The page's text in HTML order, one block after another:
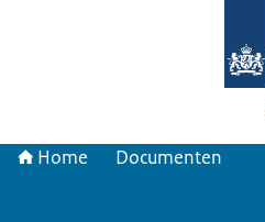
Home Documenten